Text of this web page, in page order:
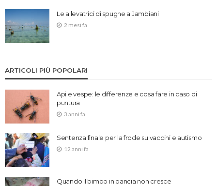
Le allevatrici di spugne a Jambiani
2 mesi fa
ARTICOLI PIÙ POPOLARI
Api e vespe: le differenze e cosa fare in caso di
puntura
3 anni fa
Sentenza finale per la frode su vaccini e autismo
12 anni fa
Quando il bimbo in pancia non cresce